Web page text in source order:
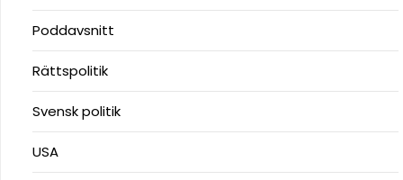
Poddavsnitt
Rättspolitik
Svensk politik
USA